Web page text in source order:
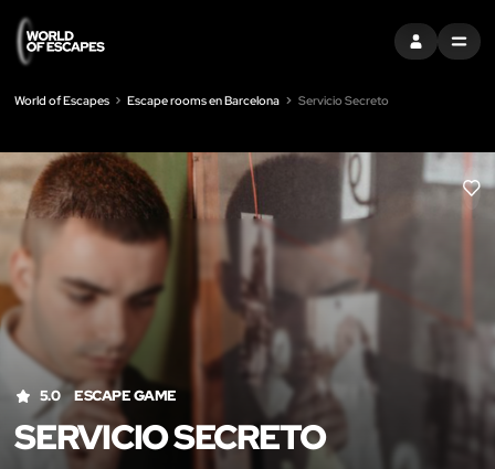
ENTRARMENU
World of Escapes Escape rooms en Barcelona Servicio Secreto
LIKE
5.0 ESCAPE GAME
SERVICIO SECRETO